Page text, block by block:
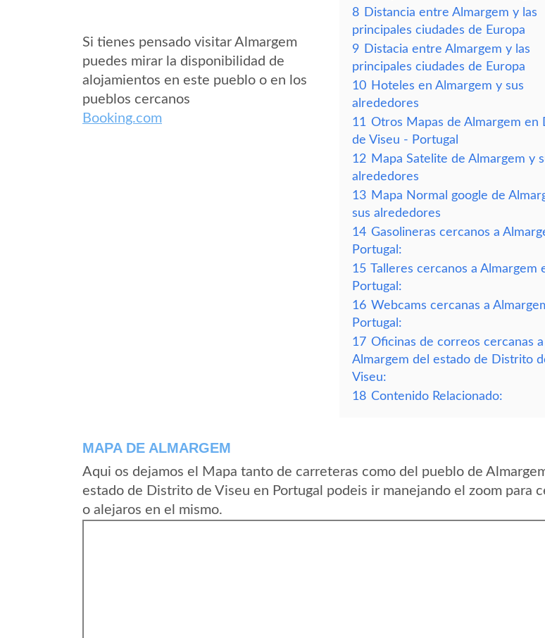
Si tienes pensado visitar Almargem
puedes mirar la disponibilidad de
alojamientos en este pueblo o en los
pueblos cercanos
Booking.com
8 Distancia entre Almargem y las
principales ciudades de Europa
9 Distacia entre Almargem y las
principales ciudades de Europa
10 Hoteles en Almargem y sus
alrededores
11 Otros Mapas de Almargem en
de Viseu - Portugal
12 Mapa Satelite de Almargem y
alrededores
13 Mapa Normal google de
sus alrededores
14 Gasolineras cercanos a
Portugal:
15 Talleres cercanos a Almargem
Portugal:
16 Webcams cercanas a
Portugal:
17 Oficinas de correos cercanas a
Almargem del estado de Distrito
Viseu:
18 Contenido Relacionado:
MAPA DE ALMARGEM
Aqui os dejamos el Mapa tanto de carreteras como del pueblo de
estado de Distrito de Viseu en Portugal podeis ir manejando el zoom para
o alejaros en el mismo.